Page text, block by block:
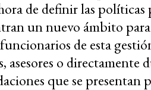
de definir las políticas
un nuevo ámbito
de esta
o directamente
que se presentan